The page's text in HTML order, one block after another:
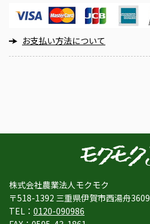
お支払い方法について
株式会社農業法人モクモク
〒518-1392 三重県伊賀市西湯舟3609
TEL： 0120-090986